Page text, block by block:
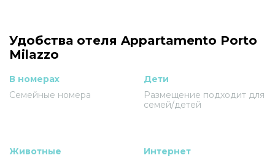
Удобства отеля Appartamento Porto
Milazzo
В номерах
Семейные номера
Дети
Размещение подходит для
семей/детей
Животные
Интернет